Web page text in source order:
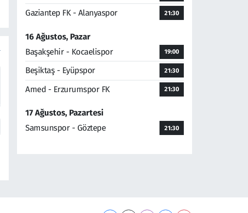
Gaziantep FK - Alanyaspor 21:30
16 Ağustos, Pazar
Başakşehir - Kocaelispor
19:00
Beşiktaş - Eyüpspor 21:30
Amed - Erzurumspor FK 21:30
17 Ağustos, Pazartesi
Samsunspor - Göztepe
21:30